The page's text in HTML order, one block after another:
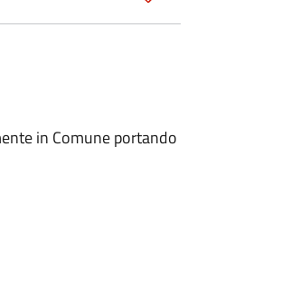
in Comune portando